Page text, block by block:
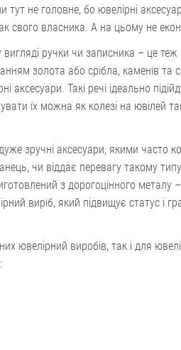
не головне, бо ювелірні
свого власника. А на цьому не
ручки чи записника – це
золота або срібла, каменів та
аксесуари. Такі речі ідеально
їх можна як колезі на ювілей
зручні аксесуари, якими часто
чи віддає перевагу такому типу
з дорогоцінного металу
виріб, який підвищує статус і
ювелірний виробів, так і для